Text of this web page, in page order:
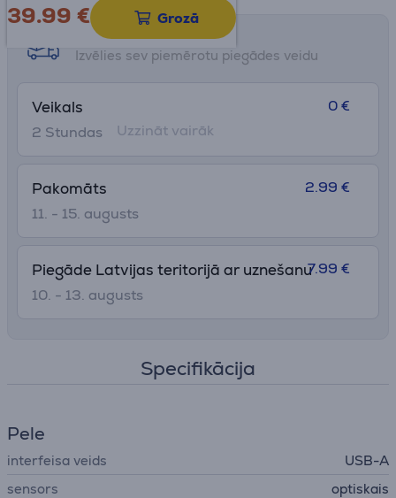
39.99 € Grozā
Saņemšanas iespējas
Izvēlies sev piemērotu piegādes veidu
Veikals
2 Stundas
0 €
Uzzināt vairāk
Pakomāts
11. - 15. augusts
2.99 €
Piegāde Latvijas teritorijā ar uznešanu
10. - 13. augusts
7.99 €
Specifikācija
Pele
interfeisa veids
USB-A
sensors
optiskais